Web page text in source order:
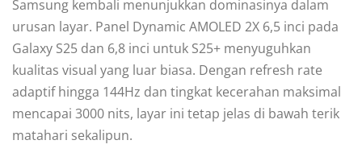
Samsung kembali menunjukkan dominasinya dalam
urusan layar. Panel Dynamic AMOLED 2X 6,5 inci pada
Galaxy S25 dan 6,8 inci untuk S25+ menyuguhkan
kualitas visual yang luar biasa. Dengan refresh rate
adaptif hingga 144Hz dan tingkat kecerahan maksimal
mencapai 3000 nits, layar ini tetap jelas di bawah terik
matahari sekalipun.